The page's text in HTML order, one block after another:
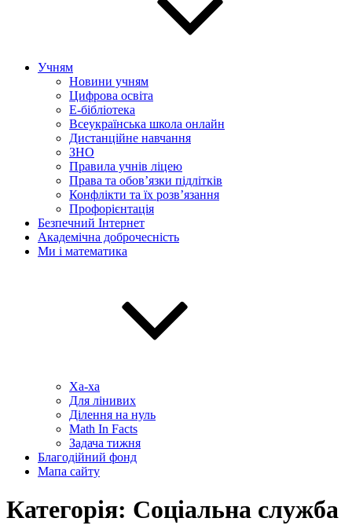
Учням
Новини учням
Цифрова освіта
E-бібліотека
Всеукраїнська школа онлайн
Дистанційне навчання
ЗНО
Правила учнів ліцею
Права та обов’язки підлітків
Конфлікти та їх розв’язання
Профорієнтація
Безпечний Інтернет
Академічна доброчесність
Ми і математика
Ха-ха
Для лінивих
Ділення на нуль
Math In Facts
Задача тижня
Благодійний фонд
Мапа сайту
Категорія: Соціальна служба